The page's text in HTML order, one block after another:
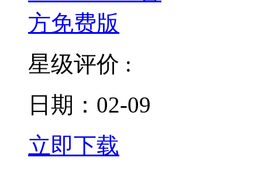
星级评价 :
日期：02-09
立即下载